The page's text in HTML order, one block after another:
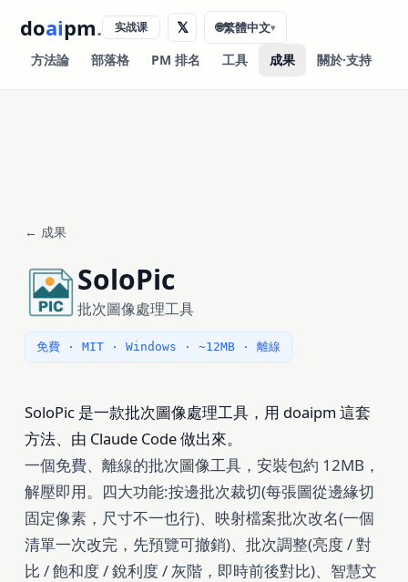
doaipm.
方法論 部落格 PM 排名 工具 成果 關於·支持
实战课 𝕏 🌐繁體中文▾
← 成果
SoloPic
批次圖像處理工具
免費 · MIT · Windows · ~12MB · 離線
SoloPic 是一款批次圖像處理工具，用 doaipm 這套
方法、由 Claude Code 做出來。
一個免費、離線的批次圖像工具，安裝包約 12MB，
解壓即用。四大功能:按邊批次裁切(每張圖從邊緣切
固定像素，尺寸不一也行)、映射檔案批次改名(一個
清單一次改完，先預覽可撤銷)、批次調整(亮度 / 對
比 / 飽和度 / 銳利度 / 灰階，即時前後對比)、智慧文